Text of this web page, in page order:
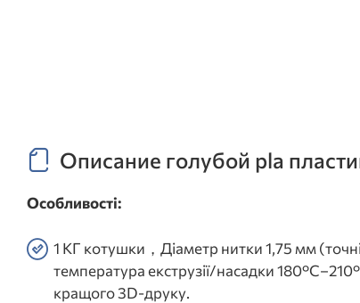
Описание голубой pla
Особливості:
1 КГ котушки，Діаметр нитки 1,75 мм
температура екструзії/насадки
кращого 3D-друку.